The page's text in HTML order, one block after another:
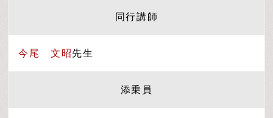
同行講師
今尾 文昭先生
添乗員